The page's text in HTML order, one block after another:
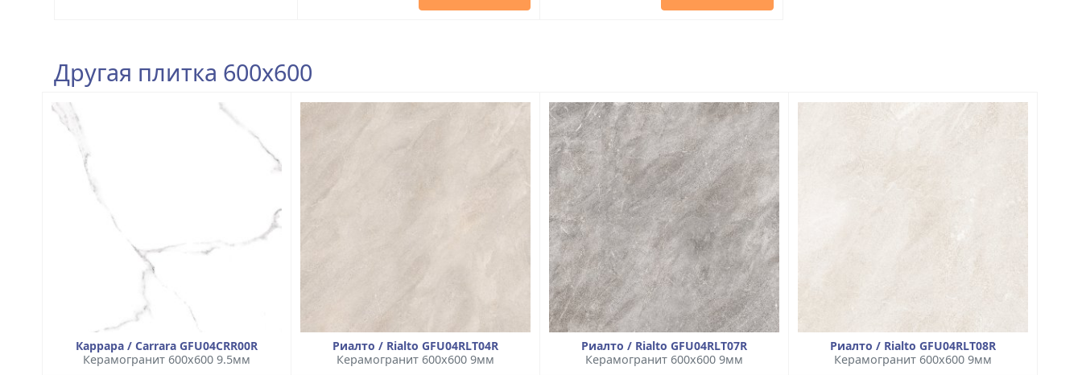
Другая плитка 600x600
Каррара / Carrara GFU04CRR00R
Керамогранит 600x600 9.5мм
Риалто / Rialto GFU04RLT04R
Керамогранит 600x600 9мм
Риалто / Rialto GFU04RLT07R
Керамогранит 600x600 9мм
Риалто / Rialto GFU04RLT08R
Керамогранит 600x600 9мм